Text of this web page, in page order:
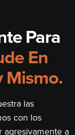
Para
En
Mismo.
las
con los
agresivamente a